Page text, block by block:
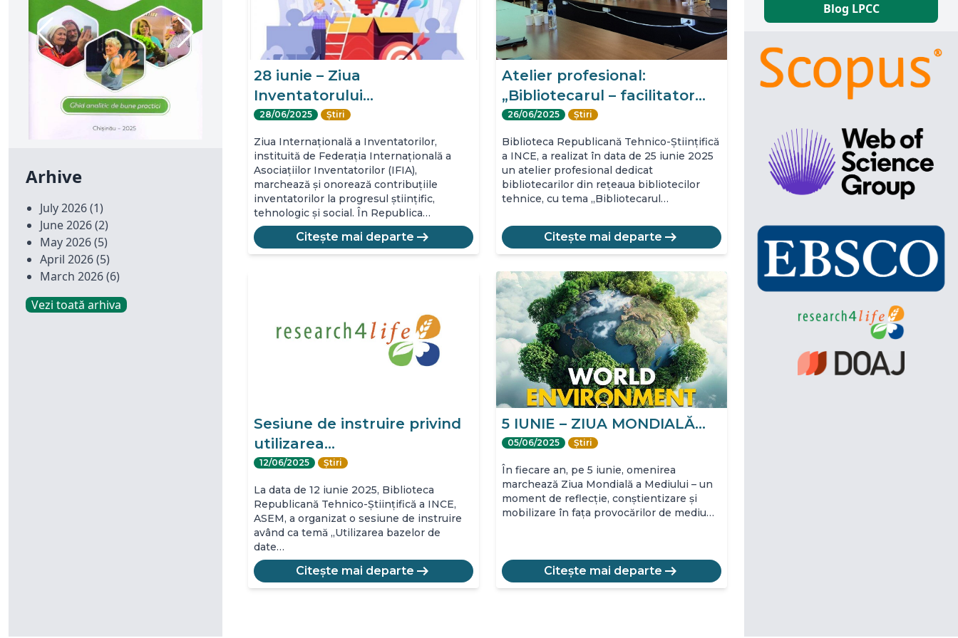
Arhive
July 2026(1)
June 2026(2)
May 2026(5)
April 2026(5)
March 2026(6)
Vezi toată arhiva
28 iunie – Ziua
Inventatorului…
28/06/2025 Știri
Ziua Internațională a Inventatorilor,
instituită de Federația Internațională a
Asociațiilor Inventatorilor (IFIA),
marchează și onorează contribuțiile
inventatorilor la progresul științific,
tehnologic și social. În Republica…
Citește mai departe arrow_right_alt
Atelier profesional:
„Bibliotecarul – facilitator…
26/06/2025 Știri
Biblioteca Republicană Tehnico-Științifică
a INCE, a realizat în data de 25 iunie 2025
un atelier profesional dedicat
bibliotecarilor din rețeaua bibliotecilor
tehnice, cu tema „Bibliotecarul…
Citește mai departe arrow_right_alt
Sesiune de instruire privind
utilizarea…
12/06/2025 Știri
La data de 12 iunie 2025, Biblioteca
Republicană Tehnico-Științifică a INCE,
ASEM, a organizat o sesiune de instruire
având ca temă „Utilizarea bazelor de
date…
Citește mai departe arrow_right_alt
5 IUNIE – ZIUA MONDIALĂ…
05/06/2025 Știri
În fiecare an, pe 5 iunie, omenirea
marchează Ziua Mondială a Mediului – un
moment de reflecție, conștientizare și
mobilizare în fața provocărilor de mediu…
Citește mai departe arrow_right_alt
Blog LPCC